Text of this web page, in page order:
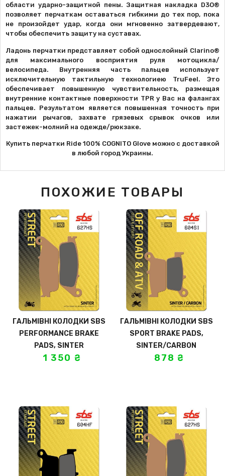
области ударно-защитной пены. Защитная накладка D3O®
позволяет перчаткам оставаться гибкими до тех пор, пока
не произойдет удар, когда они мгновенно затвердевают,
чтобы обеспечить защиту на суставах.
Ладонь перчатки представляет собой однослойный Clarino®
для максимального восприятия руля мотоцикла/
велосипеда. Внутренняя часть пальцев использует
исключительную тактильную технологиею TruFeel. Это
обеспечивает повышенную чувствительность, размещая
внутренние контактные поверхности TPR у Вас на фалангах
пальцев. Результатом является повышенная точность при
нажатии рычагов, захвате грязевых срывок очков или
застежек-молний на одежде/рюкзаке.
Купить перчатки Ride 100% COGNITO Gloveможно с доставкой
в любой город Украины.
ПОХОЖИЕ ТОВАРЫ
ГАЛЬМІВНІ КОЛОДКИ SBS
PERFORMANCE BRAKE
PADS, SINTER
1 350 ₴
ГАЛЬМІВНІ КОЛОДКИ SBS
SPORT BRAKE PADS,
SINTER/CARBON
878₴